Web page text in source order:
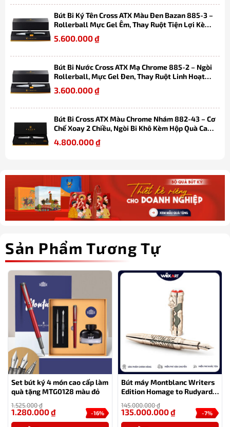
Bút Bi Ký Tên Cross ATX Màu Đen Bazan 885-3 –
Rollerball Mực Gel Êm, Thay Ruột Tiện Lợi Kèm
Hộp Quà Cao Cấp
5.600.000₫
Bút Bi Nước Cross ATX Mạ Chrome 885-2 – Ngòi
Rollerball, Mực Gel Đen, Thay Ruột Linh Hoạt
Kèm Hộp Quà Cao Cấp
3.600.000₫
Bút Bi Cross ATX Màu Chrome Nhám 882-43 – Cơ
Chế Xoay 2 Chiều, Ngòi Bi Khô Kèm Hộp Quà Cao
Cấp
4.800.000₫
Sản Phẩm Tương Tự
Set bút ký 4 món cao cấp làm
quà tặng MTG0128 màu đỏ
1.525.000₫
-16%
1.280.000₫
Bút máy Montblanc Writers
Edition Homage to Rudyard
MB119863
145.000.000₫
-7%
135.000.000₫